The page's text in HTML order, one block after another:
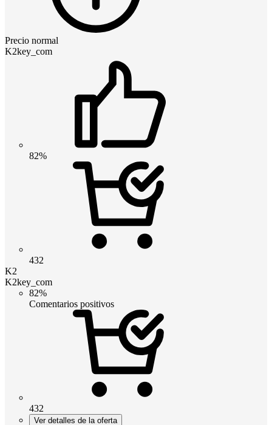
Precio normal
K2key_com
82%
432
K2
K2key_com
82%
Comentarios positivos
432
Ver detalles de la oferta